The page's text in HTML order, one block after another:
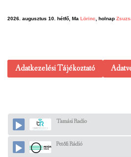
2026. augusztus 10. hétfő, Ma Lörinc, holnap
Adatkezelési Tájékoztató
Tamási Radio
Petőfi Rádió